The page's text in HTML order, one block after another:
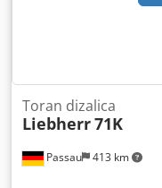
Passau 413 km
Toran dizalica
Liebherr71K